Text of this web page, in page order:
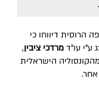
הרוסית דיווחו כי
ע"י עו"ד מרדכי ציבין,
הישראלית